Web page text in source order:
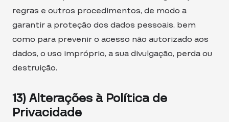
regras e outros procedimentos, de modo a
garantir a proteção dos dados pessoais, bem
como para prevenir o acesso não autorizado aos
dados, o uso impróprio, a sua divulgação, perda ou
destruição.
13) Alterações à Política de
Privacidade